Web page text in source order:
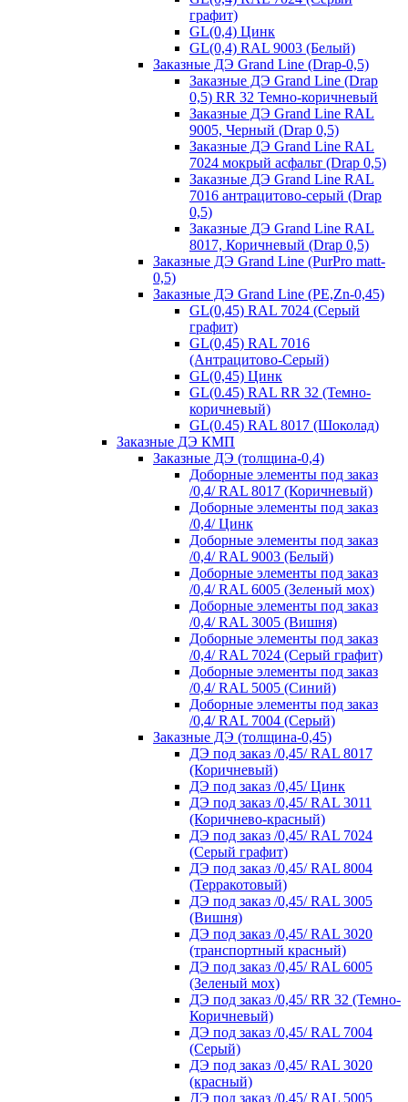
графит)
GL(0,4) Цинк
GL(0,4) RAL 9003 (Белый)
Заказные ДЭ Grand Line (Drap-0,5)
Заказные ДЭ Grand Line (Drap
0,5) RR 32 Темно-коричневый
Заказные ДЭ Grand Line RAL
9005, Черный (Drap 0,5)
Заказные ДЭ Grand Line RAL
7024 мокрый асфальт (Drap 0,5)
Заказные ДЭ Grand Line RAL
7016 антрацитово-серый (Drap
0,5)
Заказные ДЭ Grand Line RAL
8017, Коричневый (Drap 0,5)
Заказные ДЭ Grand Line (PurPro matt-
0,5)
Заказные ДЭ Grand Line (PE,Zn-0,45)
GL(0,45) RAL 7024 (Серый
графит)
GL(0,45) RAL 7016
(Антрацитово-Серый)
GL(0,45) Цинк
GL(0.45) RAL RR 32 (Темно-
коричневый)
GL(0.45) RAL 8017 (Шоколад)
Заказные ДЭ КМП
Заказные ДЭ (толщина-0,4)
Доборные элементы под заказ
/0,4/ RAL 8017 (Коричневый)
Доборные элементы под заказ
/0,4/ Цинк
Доборные элементы под заказ
/0,4/ RAL 9003 (Белый)
Доборные элементы под заказ
/0,4/ RAL 6005 (Зеленый мох)
Доборные элементы под заказ
/0,4/ RAL 3005 (Вишня)
Доборные элементы под заказ
/0,4/ RAL 7024 (Серый графит)
Доборные элементы под заказ
/0,4/ RAL 5005 (Синий)
Доборные элементы под заказ
/0,4/ RAL 7004 (Серый)
Заказные ДЭ (толщина-0,45)
ДЭ под заказ /0,45/ RAL 8017
(Коричневый)
ДЭ под заказ /0,45/ Цинк
ДЭ под заказ /0,45/ RAL 3011
(Коричнево-красный)
ДЭ под заказ /0,45/ RAL 7024
(Серый графит)
ДЭ под заказ /0,45/ RAL 8004
(Терракотовый)
ДЭ под заказ /0,45/ RAL 3005
(Вишня)
ДЭ под заказ /0,45/ RAL 3020
(транспортный красный)
ДЭ под заказ /0,45/ RAL 6005
(Зеленый мох)
ДЭ под заказ /0,45/ RR 32 (Темно-
Коричневый)
ДЭ под заказ /0,45/ RAL 7004
(Серый)
ДЭ под заказ /0,45/ RAL 3020
(красный)
ДЭ под заказ /0,45/ RAL 5005